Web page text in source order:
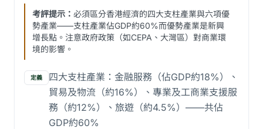
考評提示： 必須區分香港經濟的四大支柱產業與六項優
勢產業——支柱產業佔GDP約60%而優勢產業是新興
增長點。注意政府政策（如CEPA、大灣區）對商業環
境的影響。
定義
四大支柱產業：金融服務（佔GDP約18%）、
貿易及物流（約16%）、專業及工商業支援服
務（約12%）、旅遊（約4.5%）——共佔
GDP約60%